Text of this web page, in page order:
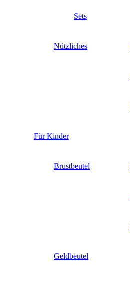
Sets
Nützliches
Für Kinder
Brustbeutel
Geldbeutel